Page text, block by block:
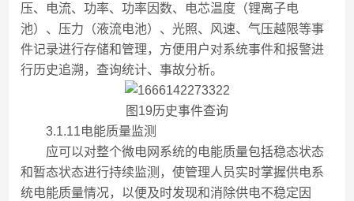
压、电流、功率、功率因数、电芯温度（锂离子电
池）、压力（液流电池）、光照、风速、气压越限等事
件记录进行存储和管理，方便用户对系统事件和报警进
行历史追溯，查询统计、事故分析。
图19历史事件查询
3.1.11电能质量监测
应可以对整个微电网系统的电能质量包括稳态状态
和暂态状态进行持续监测，使管理人员实时掌握供电系
统电能质量情况，以便及时发现和消除供电不稳定因